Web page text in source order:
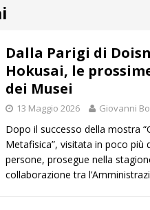
Dalla Parigi di
Hokusai, le
dei Musei
13 Maggio 2026 Giovanni
Dopo il successo della mostra
Metafisica”, visitata in poco
persone, prosegue nella
collaborazione tra